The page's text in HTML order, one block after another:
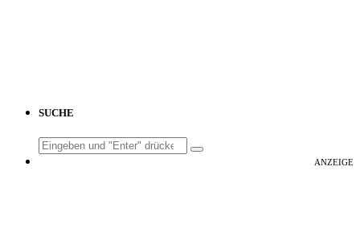
SUCHE
Search
for:
ANZEIGE